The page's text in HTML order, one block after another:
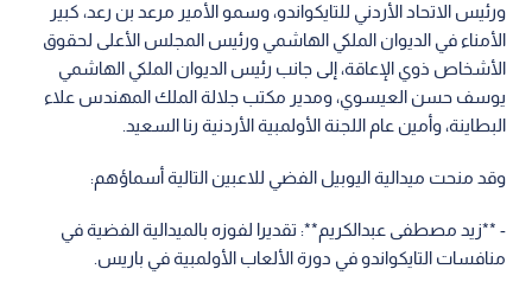
ورئيس الاتحاد الأردني للتايكواندو، وسمو الأمير مرعد بن رعد، كبير
الأمناء في الديوان الملكي الهاشمي ورئيس المجلس الأعلى لحقوق
الأشخاص ذوي الإعاقة، إلى جانب رئيس الديوان الملكي الهاشمي
يوسف حسن العيسوي، ومدير مكتب جلالة الملك المهندس علاء
البطاينة، وأمين عام اللجنة الأولمبية الأردنية رنا السعيد.
وقد منحت ميدالية اليوبيل الفضي للاعبين التالية أسماؤهم:
- **زيد مصطفى عبدالكريم**: تقديرا لفوزه بالميدالية الفضية في
منافسات التايكواندو في دورة الألعاب الأولمبية في باريس.